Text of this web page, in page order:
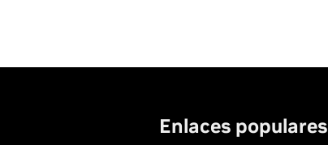
Enlaces populares